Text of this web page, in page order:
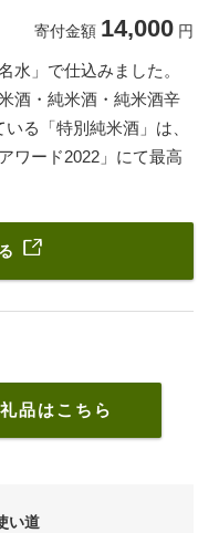
寄付金額 14,000 円
水」で仕込みました。
酒・純米酒・純米酒辛
る「特別純米酒」は、
ワード2022」にて最高
品はこちら
い道